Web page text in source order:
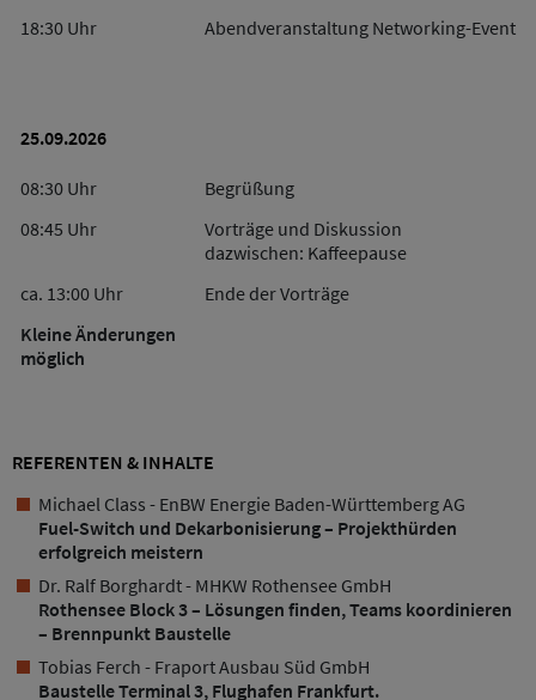
18:30 Uhr
Abendveranstaltung Networking-Event
25.09.2026
08:30 Uhr
Begrüßung
08:45 Uhr
Vorträge und Diskussion
dazwischen: Kaffeepause
ca. 13:00 Uhr
Ende der Vorträge
Kleine Änderungen
möglich
REFERENTEN & INHALTE
Michael Class - EnBW Energie Baden-Württemberg AG
Fuel-Switch und Dekarbonisierung – Projekthürden
erfolgreich meistern
Dr. Ralf Borghardt - MHKW Rothensee GmbH
Rothensee Block 3 – Lösungen finden, Teams koordinieren
– Brennpunkt Baustelle
Tobias Ferch - Fraport Ausbau Süd GmbH
Baustelle Terminal 3, Flughafen Frankfurt.